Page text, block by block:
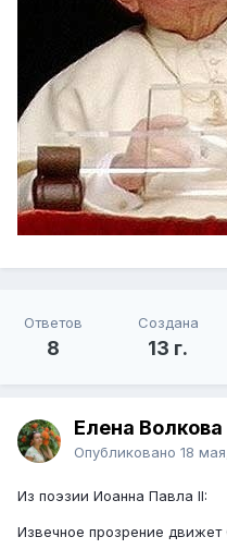
Ответов
8
Создана
13 г.
Елена Волкова
Опубликовано 18
Из поэзии Иоанна Павла II:
Извечное прозрение движет